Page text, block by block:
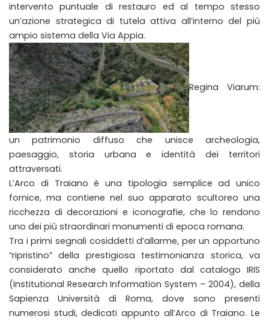
intervento puntuale di restauro ed al tempo stesso
un’azione strategica di tutela attiva all’interno del più
ampio sistema della Via Appia.
Regina Viarum:
un patrimonio diffuso che unisce archeologia,
paesaggio, storia urbana e identità dei territori
attraversati.
L’Arco di Traiano è una tipologia semplice ad unico
fornice, ma contiene nel suo apparato scultoreo una
ricchezza di decorazioni e iconografie, che lo rendono
uno dei più straordinari monumenti di epoca romana.
Tra i primi segnali cosiddetti d’allarme, per un opportuno
“ripristino” della prestigiosa testimonianza storica, va
considerato anche quello riportato dal catalogo IRIS
(Institutional Research Information System – 2004), della
Sapienza Università di Roma, dove sono presenti
numerosi studi, dedicati appunto all’Arco di Traiano. Le